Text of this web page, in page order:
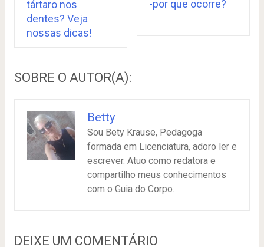
tártaro nos
dentes? Veja
nossas dicas!
-por que ocorre?
SOBRE O AUTOR(A):
Betty
Sou Bety Krause, Pedagoga
formada em Licenciatura, adoro ler e
escrever. Atuo como redatora e
compartilho meus conhecimentos
com o Guia do Corpo.
DEIXE UM COMENTÁRIO